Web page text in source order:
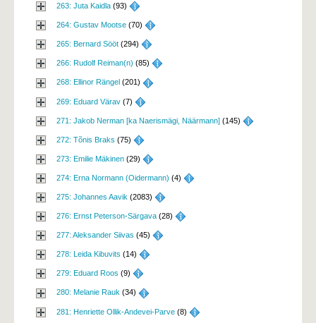
263: Juta Kaidla (93)
264: Gustav Mootse (70)
265: Bernard Sööt (294)
266: Rudolf Reiman(n) (85)
268: Ellinor Rängel (201)
269: Eduard Värav (7)
271: Jakob Nerman [ka Naerismägi, Näärmann] (145)
272: Tõnis Braks (75)
273: Emilie Mäkinen (29)
274: Erna Normann (Oidermann) (4)
275: Johannes Aavik (2083)
276: Ernst Peterson-Särgava (28)
277: Aleksander Siivas (45)
278: Leida Kibuvits (14)
279: Eduard Roos (9)
280: Melanie Rauk (34)
281: Henriette Ollik-Andevei-Parve (8)